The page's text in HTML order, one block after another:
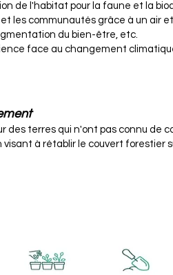
de l'habitat pour la faune et la
les communautés grâce à un air
du bien-être, etc.
face au changement
des terres qui n'ont pas connu de
visant à rétablir le couvert forestier